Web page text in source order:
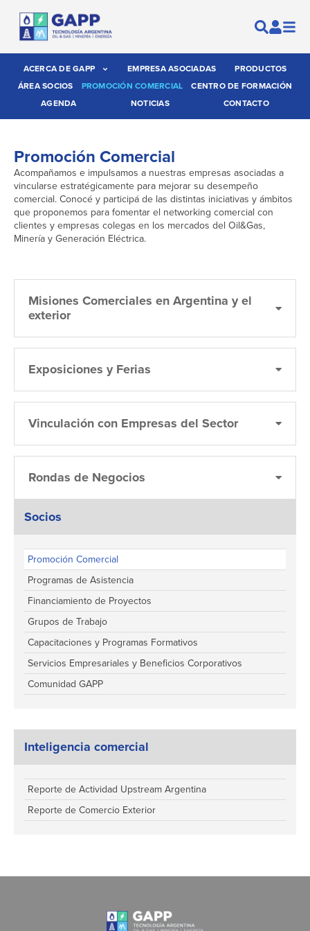
ACERCA DE GAPP EMPRESA ASOCIADAS
PRODUCTOS
ÁREA SOCIOS
PROMOCIÓN COMERCIAL
CENTRO DE FORMACIÓN
AGENDA
NOTICIAS CONTACTO
Socios
Promoción Comercial
Programas de Asistencia
Financiamiento de Proyectos
Grupos de Trabajo
Capacitaciones y Programas Formativos
Servicios Empresariales y Beneficios Corporativos
Comunidad GAPP
Inteligencia comercial
Reporte de Actividad Upstream Argentina
Reporte de Comercio Exterior
Promoción Comercial
Acompañamos e impulsamos a nuestras empresas asociadas a
vincularse estratégicamente para mejorar su desempeño
comercial. Conocé y participá de las distintas iniciativas y ámbitos
que proponemos para fomentar el networking comercial con
clientes y empresas colegas en los mercados del Oil&Gas,
Minería y Generación Eléctrica.
Misiones Comerciales en Argentina y el
exterior
Exposiciones y Ferias
Vinculación con Empresas del Sector
Rondas de Negocios